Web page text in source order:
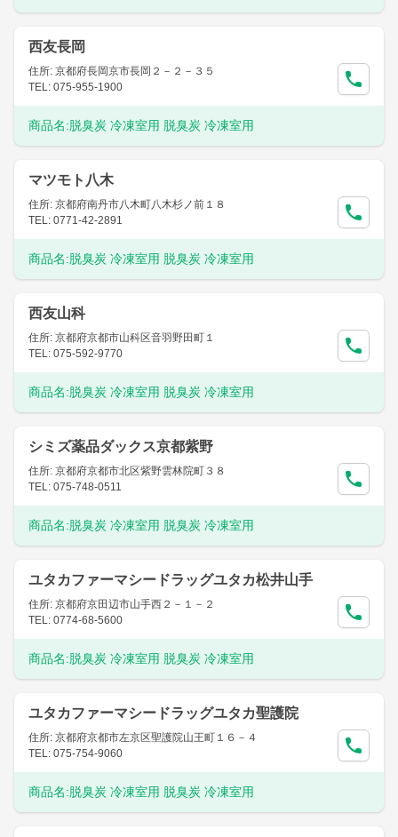
西友長岡
住所: 京都府長岡京市長岡２－２－３５
TEL: 075-955-1900
商品名:脱臭炭 冷凍室用 脱臭炭 冷凍室用
マツモト八木
住所: 京都府南丹市八木町八木杉ノ前１８
TEL: 0771-42-2891
商品名:脱臭炭 冷凍室用 脱臭炭 冷凍室用
西友山科
住所: 京都府京都市山科区音羽野田町１
TEL: 075-592-9770
商品名:脱臭炭 冷凍室用 脱臭炭 冷凍室用
シミズ薬品ダックス京都紫野
住所: 京都府京都市北区紫野雲林院町３８
TEL: 075-748-0511
商品名:脱臭炭 冷凍室用 脱臭炭 冷凍室用
ユタカファーマシードラッグユタカ松井山手
住所: 京都府京田辺市山手西２－１－２
TEL: 0774-68-5600
商品名:脱臭炭 冷凍室用 脱臭炭 冷凍室用
ユタカファーマシードラッグユタカ聖護院
住所: 京都府京都市左京区聖護院山王町１６－４
TEL: 075-754-9060
商品名:脱臭炭 冷凍室用 脱臭炭 冷凍室用